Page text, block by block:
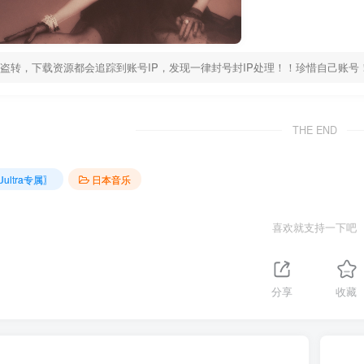
转，下载资源都会追踪到账号IP，发现一律封号封IP处理！！珍惜自己账
THE END
专属〗 日本音乐
喜欢就支持一下吧
分享 收藏